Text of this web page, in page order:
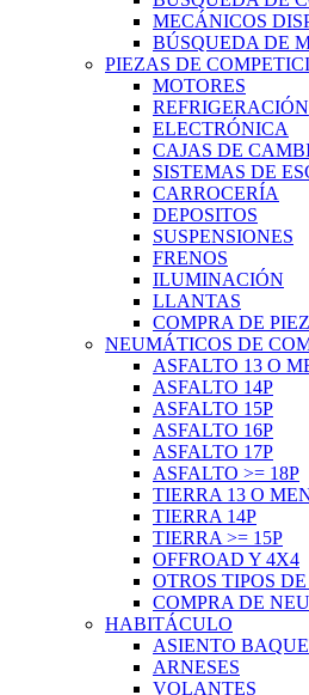
MECÁNICOS
BÚSQUEDA DE
PIEZAS DE
MOTORES
REFRIGERACIÓN
ELECTRÓNICA
CAJAS DE
SISTEMAS DE
CARROCERÍA
DEPOSITOS
SUSPENSIONES
FRENOS
ILUMINACIÓN
LLANTAS
COMPRA DE
NEUMÁTICOS DE
ASFALTO 13 O
ASFALTO 14P
ASFALTO 15P
ASFALTO 16P
ASFALTO 17P
ASFALTO >= 18P
TIERRA 13 O
TIERRA 14P
TIERRA >= 15P
OFFROAD Y 4X4
OTROS TIPOS
COMPRA DE
HABITÁCULO
ASIENTO
ARNESES
VOLANTES